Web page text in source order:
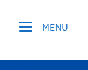
MENU